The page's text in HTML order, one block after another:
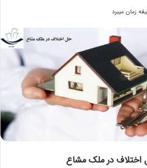
اختلاف در ملک مشاع